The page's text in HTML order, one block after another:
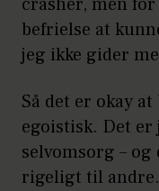
befrielse at
jeg ikke gider
Så det er okay
egoistisk. Det
selvomsorg –
rigeligt til andre.